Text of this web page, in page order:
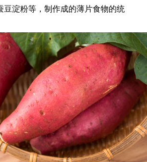
豆淀粉等，制作成的薄片食物的统